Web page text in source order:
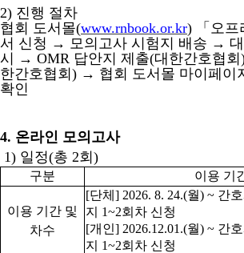
2) 진행 절차
협회 도서몰(www.rnbook.or.kr) 「 오프
서 신청 → 모의고사 시험지 배송 →
시
→ OMR 답안지 제출(대한간호협회
한간호협회 ) → 협회 도서몰 마이페이
확인
4. 온라인 모의고사
1) 일정(총 2회 )
구분 이용 기
이용 기간 및
차수
[단체 ] 2026. 8. 24.(월) ~ 간
지 1~2회차 신청
[개인] 2026.12.01.(월) ~ 간
지
1~2회차 신청